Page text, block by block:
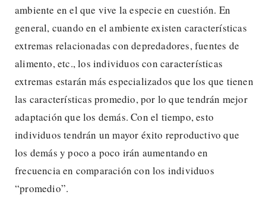
ambiente en el que vive la especie en cuestión. En
general, cuando en el ambiente existen características
extremas relacionadas con depredadores, fuentes de
alimento, etc., los individuos con características
extremas estarán más especializados que los que tienen
las características promedio, por lo que tendrán mejor
adaptación que los demás. Con el tiempo, esto
individuos tendrán un mayor éxito reproductivo que
los demás y poco a poco irán aumentando en
frecuencia en comparación con los individuos
“promedio”.